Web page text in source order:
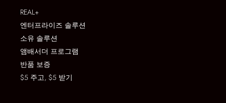
REAL+
엔터프라이즈 솔루션
소유 솔루션
앰배서더 프로그램
반품 보증
$5 주고, $5 받기